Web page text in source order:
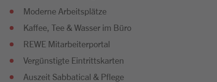
Moderne Arbeitsplätze
Kaffee, Tee & Wasser im Büro
REWE Mitarbeiterportal
Vergünstigte Eintrittskarten
Auszeit Sabbatical & Pflege